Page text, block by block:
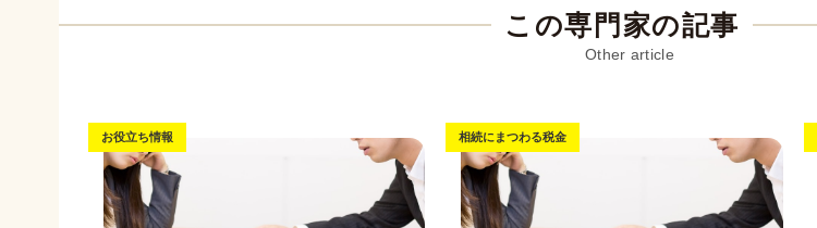
この専門家の記事
お役立ち情報 相続にまつわる税金